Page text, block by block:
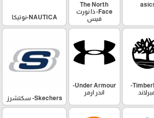
The North
Face- ذا نورث
فيس
NAUTICA-نوتيكا
Timberland-
Under Armour-
اندر ارمر
Skechers- سكتشرز